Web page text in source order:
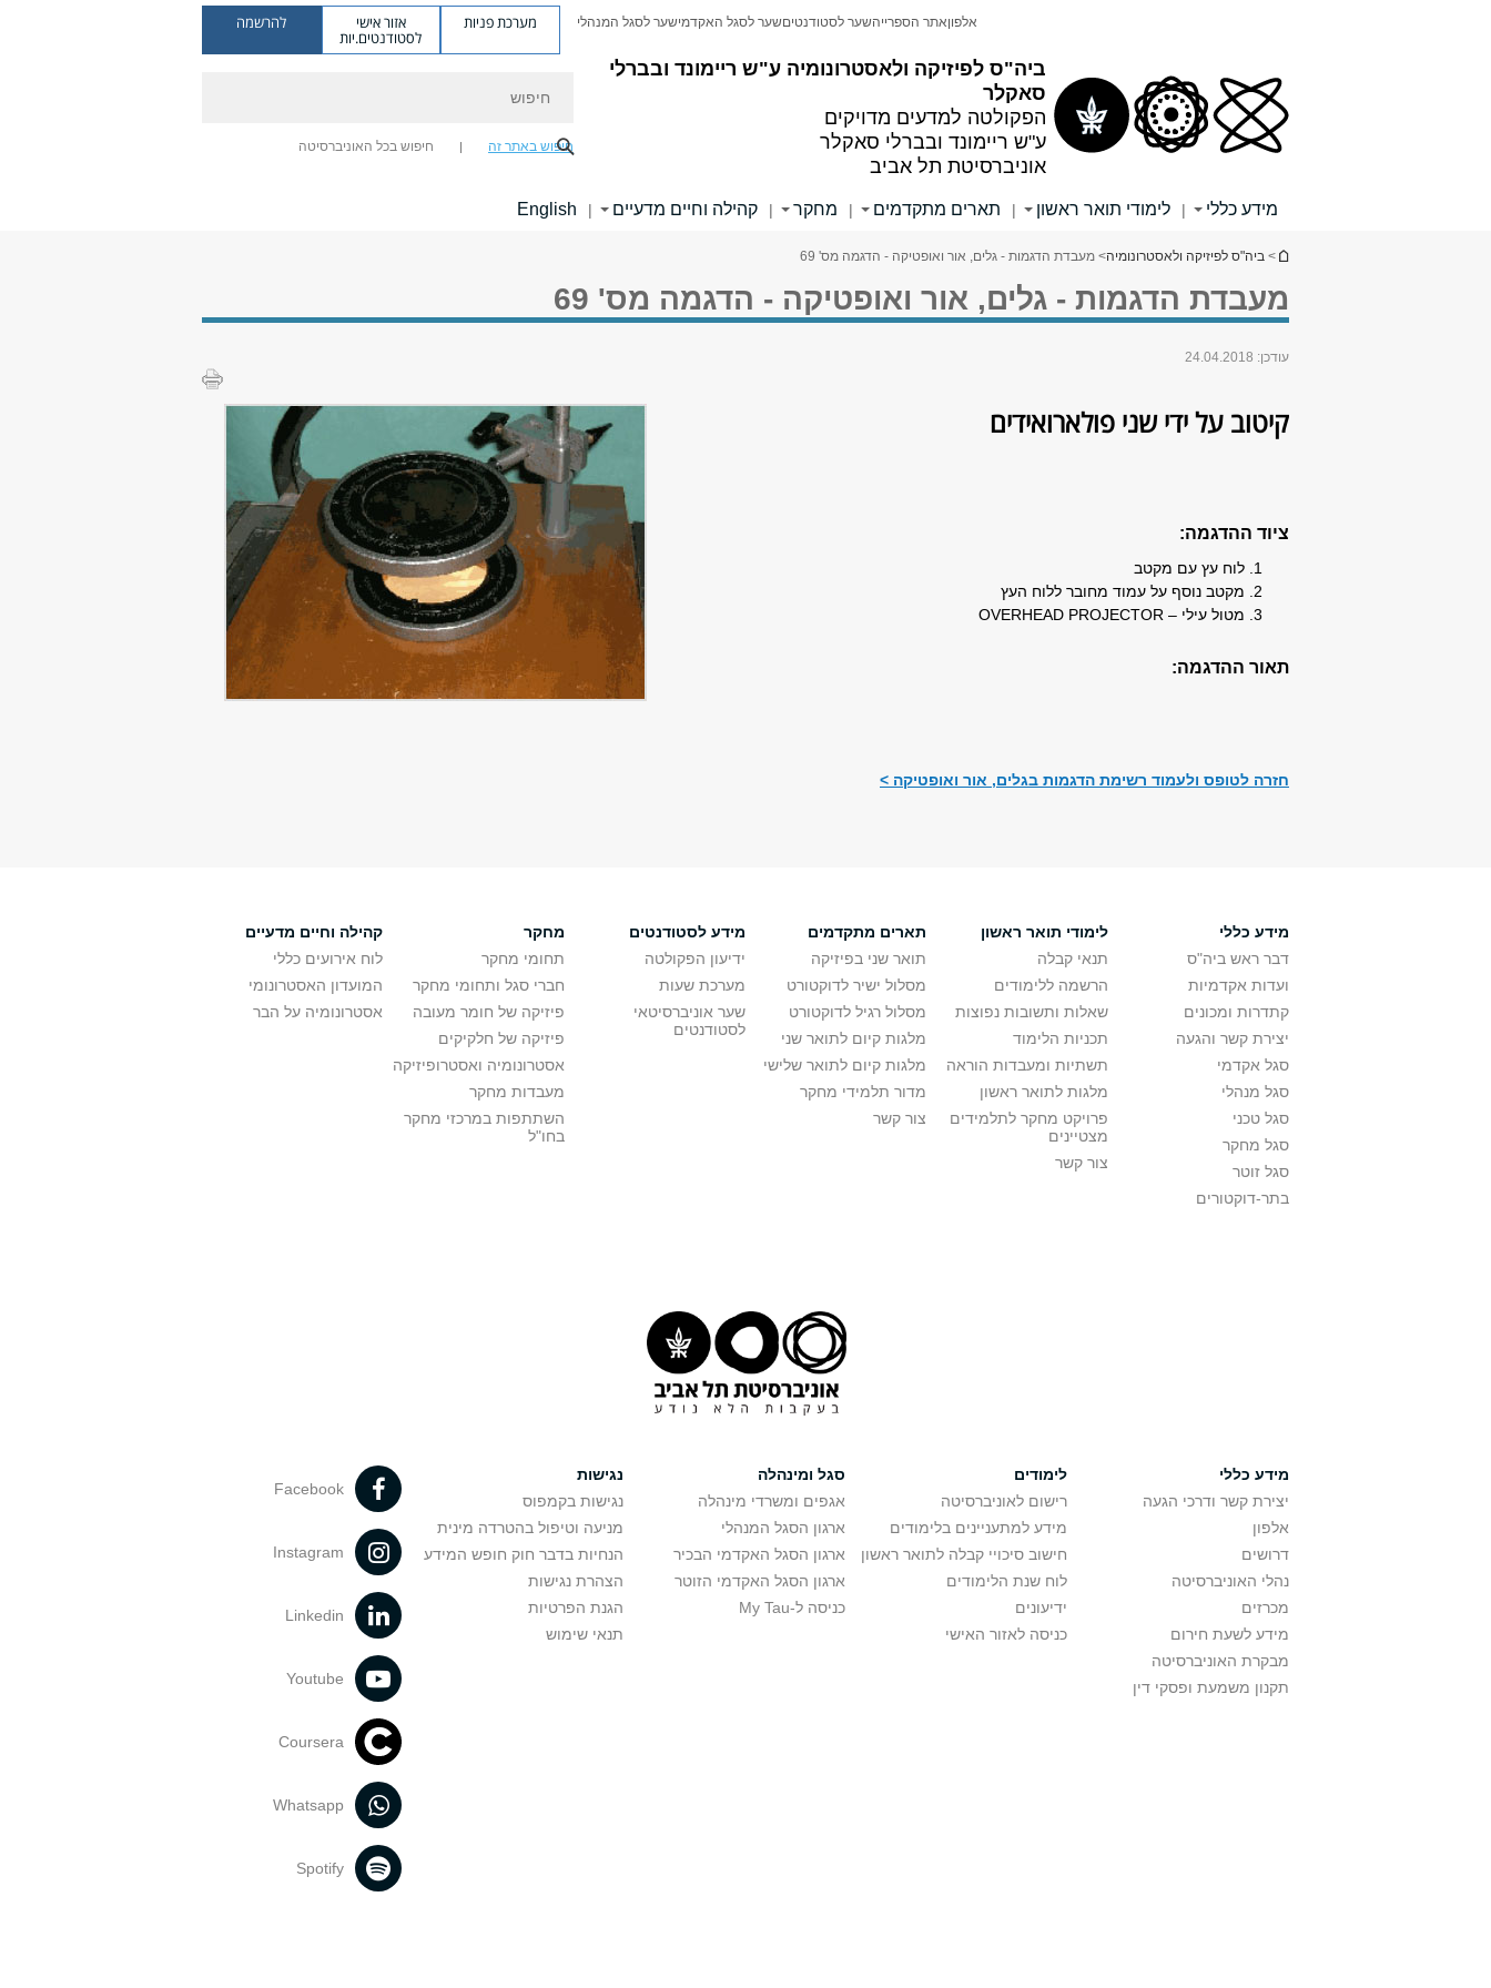
ביה"ס לפיזיקה ולאסטרונומיה ע"ש ריימונד ובברלי
סאקלר
הפקולטה למדעים מדויקים
ע"ש ריימונד ובברלי סאקלר
אוניברסיטת תל אביב
אלפוןאתר הספרייהשער לסטודנטיםשער לסגל האקדמישער לסגל המנהלי מערכת פניות אזור אישי
לסטודנטים.יות
להרשמה
חיפוש באתר זה חיפוש בכל האוניברסיטה
מידע כללי | לימודי תואר ראשון | תארים מתקדמים | מחקר | קהילה וחיים מדעיים |
English
הינך נמצא כאן
> ביה"ס לפיזיקה ולאסטרונומיה> מעבדת הדגמות - גלים, אור ואופטיקה - הדגמה מס' 69
מעבדת הדגמות - גלים, אור ואופטיקה - הדגמה מס' 69
עודכן: 24.04.2018
קיטוב על ידי שני פולארואידים
ציוד ההדגמה:​​
לוח עץ עם מקטב
מקטב נוסף על עמוד מחובר ללוח העץ
מטול עילי – OVERHEAD PROJECTOR
תאור ההדגמה:​
חזרה לטופס ולעמוד רשימת הדגמות בגלים, אור ואופטיקה >
מידע כללי
דבר ראש ביה"ס
ועדות אקדמיות
קתדרות ומכונים
יצירת קשר והגעה
סגל אקדמי
סגל מנהלי
סגל טכני
סגל מחקר
סגל זוטר
בתר-דוקטורים
לימודי תואר ראשון
תנאי קבלה
הרשמה ללימודים
שאלות ותשובות נפוצות
תכניות הלימוד
תשתיות ומעבדות הוראה
מלגות לתואר ראשון
פרויקט מחקר לתלמידים
מצטיינים
צור קשר
תארים מתקדמים
תואר שני בפיזיקה
מסלול ישיר לדוקטורט
מסלול רגיל לדוקטורט
מלגות קיום לתואר שני
מלגות קיום לתואר שלישי
מדור תלמידי מחקר
צור קשר
מידע לסטודנטים
ידיעון הפקולטה
מערכת שעות
שער אוניברסיטאי
לסטודנטים
מחקר
תחומי מחקר
חברי סגל ותחומי מחקר
פיזיקה של חומר מעובה
פיזיקה של חלקיקים
אסטרונומיה ואסטרופיזיקה
מעבדות מחקר
השתתפות במרכזי מחקר
בחו"ל
קהילה וחיים מדעיים
לוח אירועים כללי
המועדון האסטרונומי
אסטרונומיה על הבר
מידע כללי
יצירת קשר ודרכי הגעה
אלפון
דרושים
נהלי האוניברסיטה
מכרזים
מידע לשעת חירום
מבקרת האוניברסיטה
תקנון משמעת ופסקי דין
לימודים
רישום לאוניברסיטה
מידע למתעניינים בלימודים
חישוב סיכויי קבלה לתואר ראשון
לוח שנת הלימודים
ידיעונים
כניסה לאזור האישי
סגל ומינהלה
אגפים ומשרדי מינהלה
ארגון הסגל המנהלי
ארגון הסגל האקדמי הבכיר
ארגון הסגל האקדמי הזוטר
כניסה ל-My Tau
נגישות
נגישות בקמפוס
מניעה וטיפול בהטרדה מינית
הנחיות בדבר חוק חופש המידע
הצהרת נגישות
הגנת הפרטיות
תנאי שימוש
Facebook
Instagram
Linkedin
Youtube
Coursera
Whatsapp
Spotify